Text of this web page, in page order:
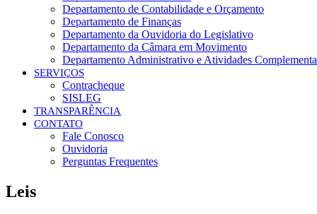
Departamento de Contabilidade e Orçamento
Departamento de Finanças
Departamento da Ouvidoria do Legislativo
Departamento da Câmara em Movimento
Departamento Administrativo e Atividades
SERVIÇOS
Contracheque
SISLEG
TRANSPARÊNCIA
CONTATO
Fale Conosco
Ouvidoria
Perguntas Frequentes
Leis